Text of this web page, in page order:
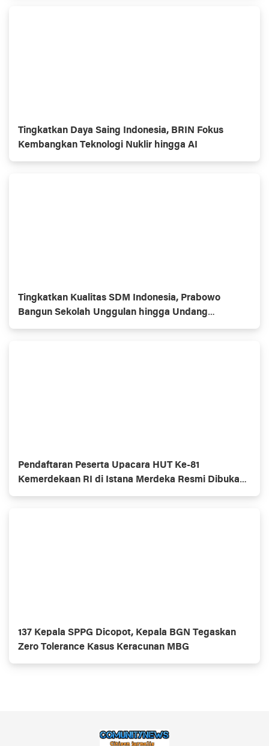
Tingkatkan Daya Saing Indonesia, BRIN Fokus
Kembangkan Teknologi Nuklir hingga AI
Tingkatkan Kualitas SDM Indonesia, Prabowo
Bangun Sekolah Unggulan hingga Undang
Universitas Terbaik Dunia
Pendaftaran Peserta Upacara HUT Ke-81
Kemerdekaan RI di Istana Merdeka Resmi Dibuka
Hari Ini 5 Agustus 2026
137 Kepala SPPG Dicopot, Kepala BGN Tegaskan
Zero Tolerance Kasus Keracunan MBG